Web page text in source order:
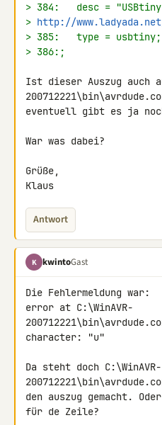
> 384:   desc =
> http://
> 385:   type = usbtiny;
> 386:;
Ist dieser Auszug auch
eventuell gibt es ja
War was dabei?
Grüße,
Klaus
Antwort
K kwintoGast
Die Fehlermeldung war:
error at C:\WinAVR-
character: "u"
Da steht doch C:\WinAVR-
den auszug gemacht.
für de Zeile?